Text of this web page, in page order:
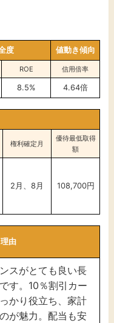
度 値動き傾向
ROE 信用倍率
8.5% 4.64倍
権利確定月
優待最低取得
額
2月、8月 108,700円
理由
スがとても良い長
す。10％割引カー
かり役立ち、家計
が魅力。配当も安